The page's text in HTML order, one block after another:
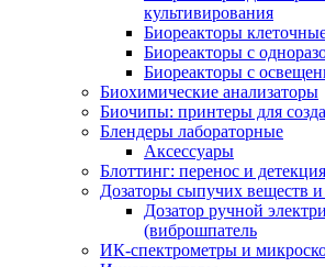
культивирования
Биореакторы
Биореакторы с
Биореакторы с
Биохимические анализаторы
Биочипы: принтеры для
Блендеры лабораторные
Аксессуары
Блоттинг: перенос и детекция
Дозаторы сыпучих веществ
Дозатор ручной
(виброшпатель
ИК-спектрометры и